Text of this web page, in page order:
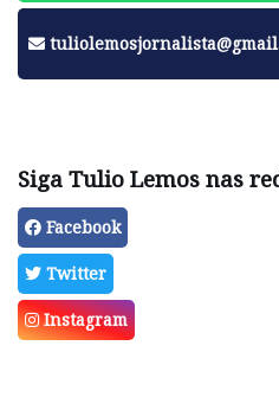
Siga Tulio Lemos nas
Facebook
Twitter
Instagram